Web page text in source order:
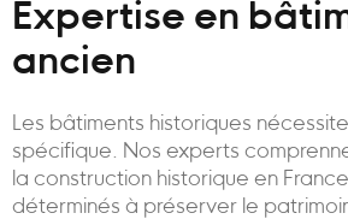
Expertise en
ancien
Les bâtiments historiques
spécifique. Nos experts
la construction historique en
déterminés à préserver le